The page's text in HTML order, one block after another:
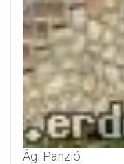
Ági Panzió